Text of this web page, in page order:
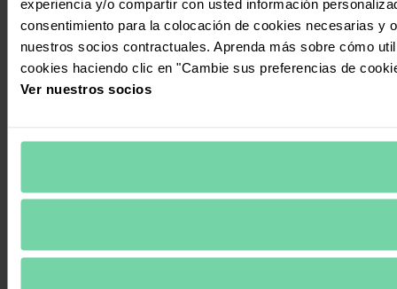
experiencia y/o compartir con usted información
consentimiento para la colocación de cookies necesarias
nuestros socios contractuales. Aprenda más sobre cómo
cookies haciendo clic en "Cambie sus preferencias de
Ver nuestros socios